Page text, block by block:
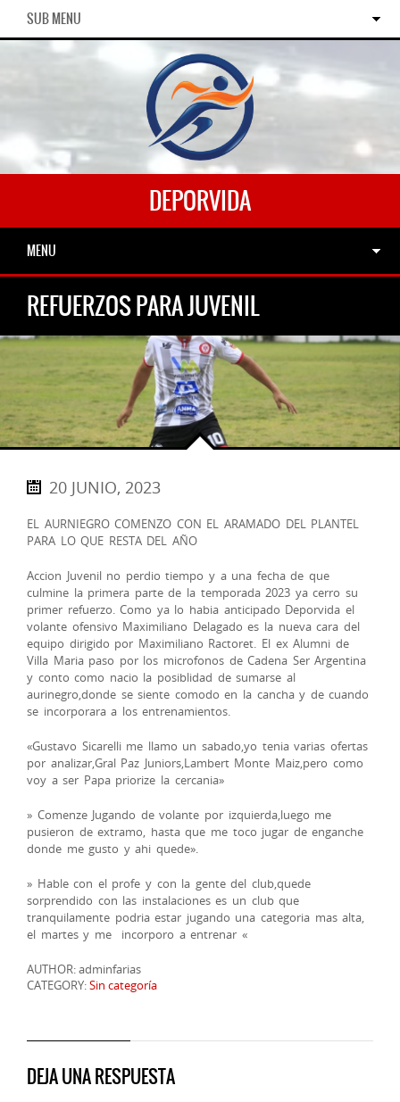
SUB MENU
DEPORVIDA
MENU
REFUERZOS PARA JUVENIL
20 JUNIO, 2023
EL AURNIEGRO COMENZO CON EL ARAMADO DEL PLANTEL
PARA LO QUE RESTA DEL AÑO
Accion Juvenil no perdio tiempo y a una fecha de que
culmine la primera parte de la temporada 2023 ya cerro su
primer refuerzo. Como ya lo habia anticipado Deporvida el
volante ofensivo Maximiliano Delagado es la nueva cara del
equipo dirigido por Maximiliano Ractoret. El ex Alumni de
Villa Maria paso por los microfonos de Cadena Ser Argentina
y conto como nacio la posiblidad de sumarse al
aurinegro,donde se siente comodo en la cancha y de cuando
se incorporara a los entrenamientos.
«Gustavo Sicarelli me llamo un sabado,yo tenia varias ofertas
por analizar,Gral Paz Juniors,Lambert Monte Maiz,pero como
voy a ser Papa priorize la cercania»
» Comenze Jugando de volante por izquierda,luego me
pusieron de extramo, hasta que me toco jugar de enganche
donde me gusto y ahi quede».
» Hable con el profe y con la gente del club,quede
sorprendido con las instalaciones es un club que
tranquilamente podria estar jugando una categoria mas alta,
el martes y me incorporo a entrenar «
AUTHOR: adminfarias
CATEGORY:Sin categoría
DEJA UNA RESPUESTA